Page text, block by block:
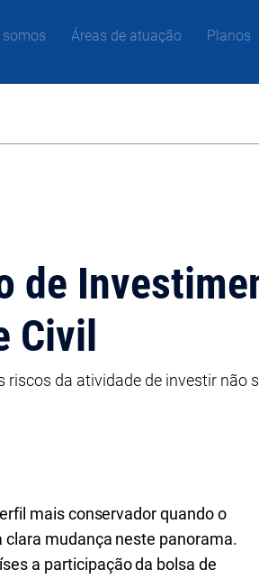
somos Áreas de atuação Planos
de
Civil
da atividade de investir não
mais conservador quando o
mudança neste panorama.
a participação da bolsa de